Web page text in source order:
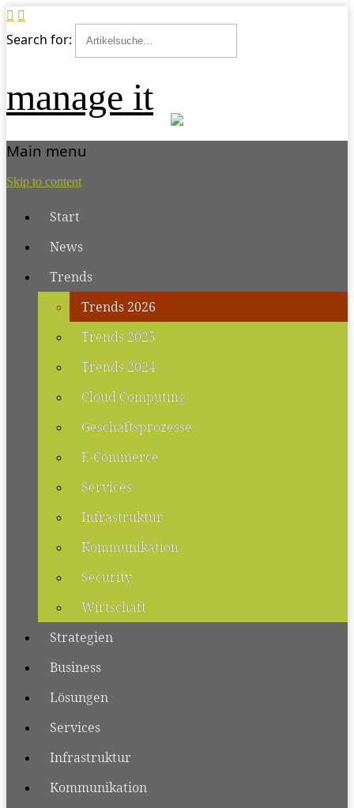
Search for:
manage it
Main menu
Skip to content
Start
News
Trends
Trends 2026
Trends 2025
Trends 2024
Cloud Computing
Geschäftsprozesse
E-Commerce
Services
Infrastruktur
Kommunikation
Security
Wirtschaft
Strategien
Business
Lösungen
Services
Infrastruktur
Kommunikation